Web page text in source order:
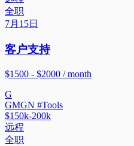
全职
7月15日
客户支持
$1500 - $2000 / month
G
GMGN #Tools
$150k-200k
远程
全职